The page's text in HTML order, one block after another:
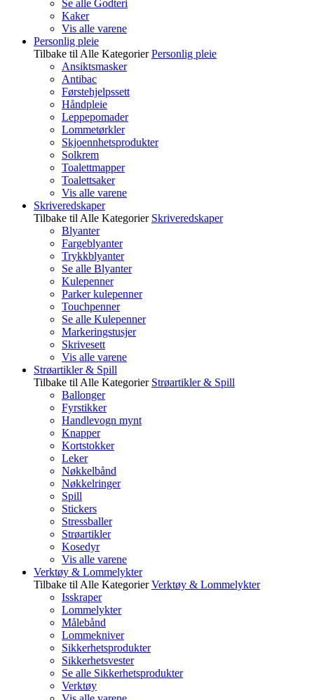
Se alle Godteri
Kaker
Vis alle varene
Personlig pleie
Tilbake til Alle Kategorier Personlig pleie
Ansiktsmasker
Antibac
Førstehjelpssett
Håndpleie
Leppepomader
Lommetørkler
Skjoennhetsprodukter
Solkrem
Toalettmapper
Toalettsaker
Vis alle varene
Skriveredskaper
Tilbake til Alle Kategorier Skriveredskaper
Blyanter
Fargeblyanter
Trykkblyanter
Se alle Blyanter
Kulepenner
Parker kulepenner
Touchpenner
Se alle Kulepenner
Markeringstusjer
Skrivesett
Vis alle varene
Strøartikler & Spill
Tilbake til Alle Kategorier Strøartikler & Spill
Ballonger
Fyrstikker
Handlevogn mynt
Knapper
Kortstokker
Leker
Nøkkelbånd
Nøkkelringer
Spill
Stickers
Stressballer
Strøartikler
Kosedyr
Vis alle varene
Verktøy & Lommelykter
Tilbake til Alle Kategorier Verktøy & Lommelykter
Isskraper
Lommelykter
Målebånd
Lommekniver
Sikkerhetsprodukter
Sikkerhetsvester
Se alle Sikkerhetsprodukter
Verktøy